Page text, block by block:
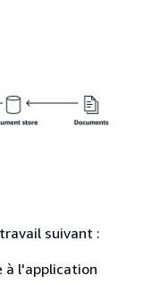
suivant :
à l'application